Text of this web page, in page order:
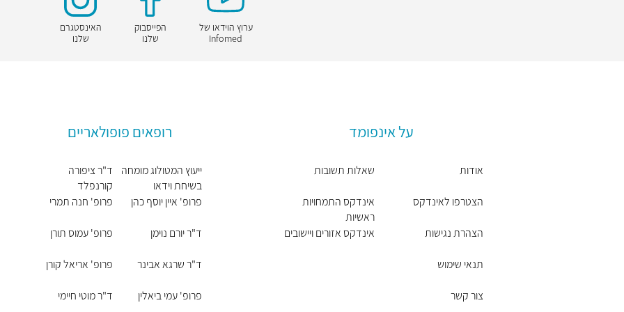
ערוץ הוידאו של
Infomed
הפייסבוק
שלנו
האינסטגרם
שלנו
על אינפומד
אודות
הצטרפו לאינדקס
הצהרת נגישות
תנאי שימוש
צור קשר
שאלות תשובות
אינדקס התמחויות
ראשיות
אינדקס אזורים ויישובים
רופאים פופולאריים
ייעוץ המטולוג מומחה
בשיחת וידאו
פרופ' איין יוסף כהן
ד"ר יורם נוימן
ד"ר שרגא אבינר
פרופ' עמי ביאלין
ד"ר ציפורה
קורנפלד
פרופ' חנה תמרי
פרופ' עמוס תורן
פרופ' אריאל קורן
ד"ר מוטי חיימי